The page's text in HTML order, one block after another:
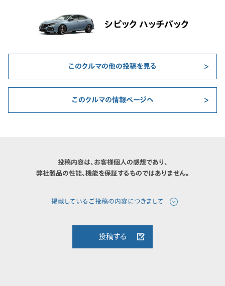
シビック ハッチバック
このクルマの他の投稿を見る
このクルマの情報ページへ
投稿内容は、お客様個人の感想であり、
弊社製品の性能、機能を保証するものではありません。
投稿する